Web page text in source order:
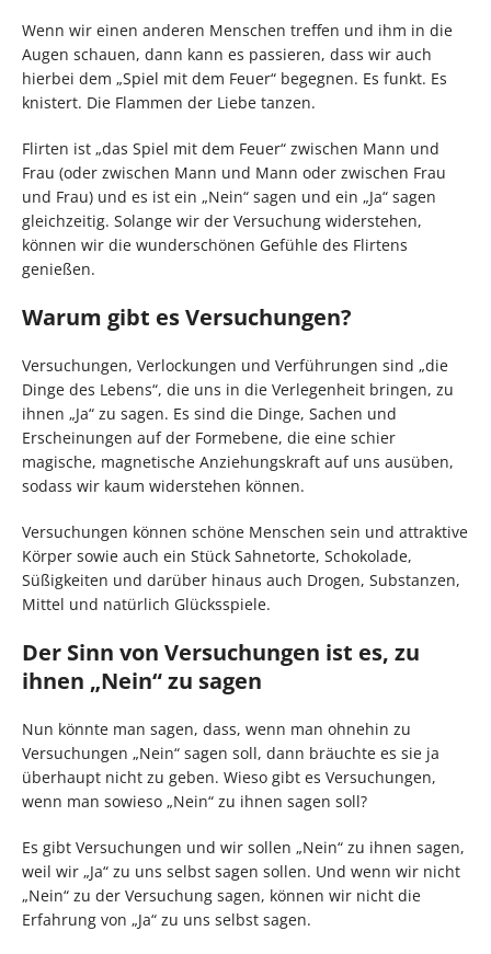
Wenn wir einen anderen Menschen treffen und ihm in die
Augen schauen, dann kann es passieren, dass wir auch
hierbei dem „Spiel mit dem Feuer“ begegnen. Es funkt. Es
knistert. Die Flammen der Liebe tanzen.
Flirten ist „das Spiel mit dem Feuer“ zwischen Mann und
Frau (oder zwischen Mann und Mann oder zwischen Frau
und Frau) und es ist ein „Nein“ sagen und ein „Ja“ sagen
gleichzeitig. Solange wir der Versuchung widerstehen,
können wir die wunderschönen Gefühle des Flirtens
genießen.
Warum gibt es Versuchungen?
Versuchungen, Verlockungen und Verführungen sind „die
Dinge des Lebens“, die uns in die Verlegenheit bringen, zu
ihnen „Ja“ zu sagen. Es sind die Dinge, Sachen und
Erscheinungen auf der Formebene, die eine schier
magische, magnetische Anziehungskraft auf uns ausüben,
sodass wir kaum widerstehen können.
Versuchungen können schöne Menschen sein und attraktive
Körper sowie auch ein Stück Sahnetorte, Schokolade,
Süßigkeiten und darüber hinaus auch Drogen, Substanzen,
Mittel und natürlich Glücksspiele.
Der Sinn von Versuchungen ist es, zu
ihnen „Nein“ zu sagen
Nun könnte man sagen, dass, wenn man ohnehin zu
Versuchungen „Nein“ sagen soll, dann bräuchte es sie ja
überhaupt nicht zu geben. Wieso gibt es Versuchungen,
wenn man sowieso „Nein“ zu ihnen sagen soll?
Es gibt Versuchungen und wir sollen „Nein“ zu ihnen sagen,
weil wir „Ja“ zu uns selbst sagen sollen. Und wenn wir nicht
„Nein“ zu der Versuchung sagen, können wir nicht die
Erfahrung von „Ja“ zu uns selbst sagen.